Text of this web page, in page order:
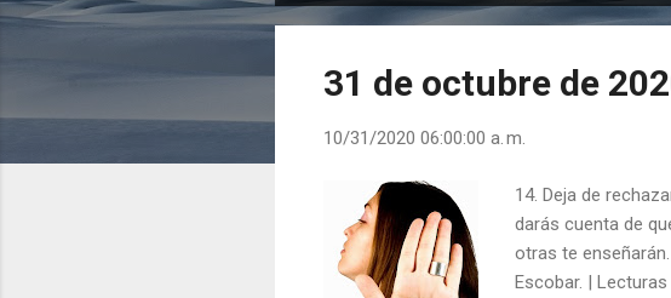
n
31 de octubre de
10/31/2020 06:00:00 a. m.
14. Deja de
darás cuenta de
otras te
Escobar. |